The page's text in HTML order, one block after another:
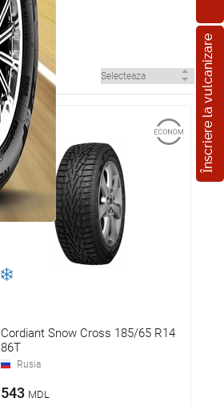
Înscriere la vulcanizare
Cordiant Snow Cross 185/65 R14
86T
Rusia
543 MDL